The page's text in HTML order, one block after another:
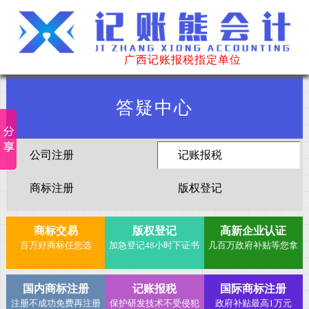
广西记账报税指定单位
答疑中心
公司注册 记账报税
商标注册 版权登记
商标交易
百万好商标任您选
版权登记
加急登记48小时下证书
高新企业认证
几百万政府补贴等您拿
国内商标注册
注册不成功免费再注册
记账报税
保护研发技术不受侵犯
国际商标注册
政府补贴最高1万元